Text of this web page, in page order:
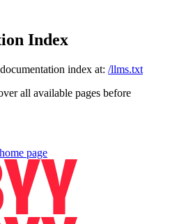
Index
index at: /llms.txt
all available pages before
home page